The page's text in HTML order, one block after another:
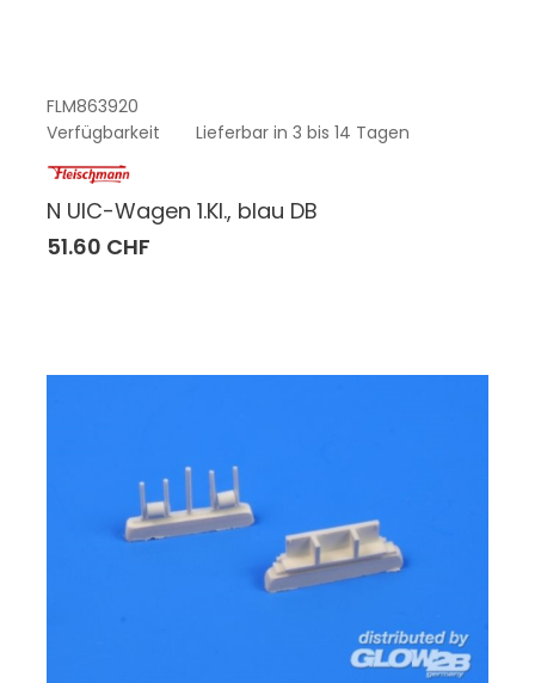
FLM863920
Verfügbarkeit
Lieferbar in 3 bis 14 Tagen
N UIC-Wagen 1.Kl., blau DB
51.60 CHF